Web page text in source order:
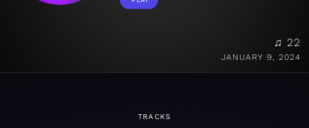
♫ 22
JANUARY 9, 2024
TRACKS